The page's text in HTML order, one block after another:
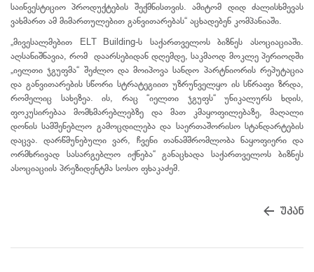
საინვესტიციო პროდუქტების შექმნისთვის. ამიტომ დიდ ძალისხმევას
ვახმართ ამ მიმართულებით განვითარებას“ აცხადებენ კომპანიაში.
„მივესალმებით ELT Building-ს საქართველოს ბიზნეს ასოციაციაში.
აღსანიშნავია, რომ დაარსებიდან დღემდე, საკმაოდ მოკლე პერიოდში
„იელთი ჯგუფმა“ შეძლო და მოიპოვა სანდო პარტნიორის რეპუტაცია
და განვითარების სწორი სტრატეგიით უზრუნველყო ის სწრაფი ზრდა,
რომელიც სახეზეა. ის, რაც “იელთი ჯგუფს“ უნიკალურს ხდის,
ფოკუსირებაა მომხმარებლებზე და მათ კმაყოფილებაზე, მაღალი
დონის სამშენებლო გამოცდილება და საერთაშორისო სტანდარტების
დაცვა. დარწმუნებული ვარ, ჩვენი თანამშრომლობა ნაყოფიერი და
ორმხრივად სასარგებლო იქნება“ განაცხადა საქართველოს ბიზნეს
ასოციაციის პრეზიდენტმა სოსო ფხაკაძემ.
უკან